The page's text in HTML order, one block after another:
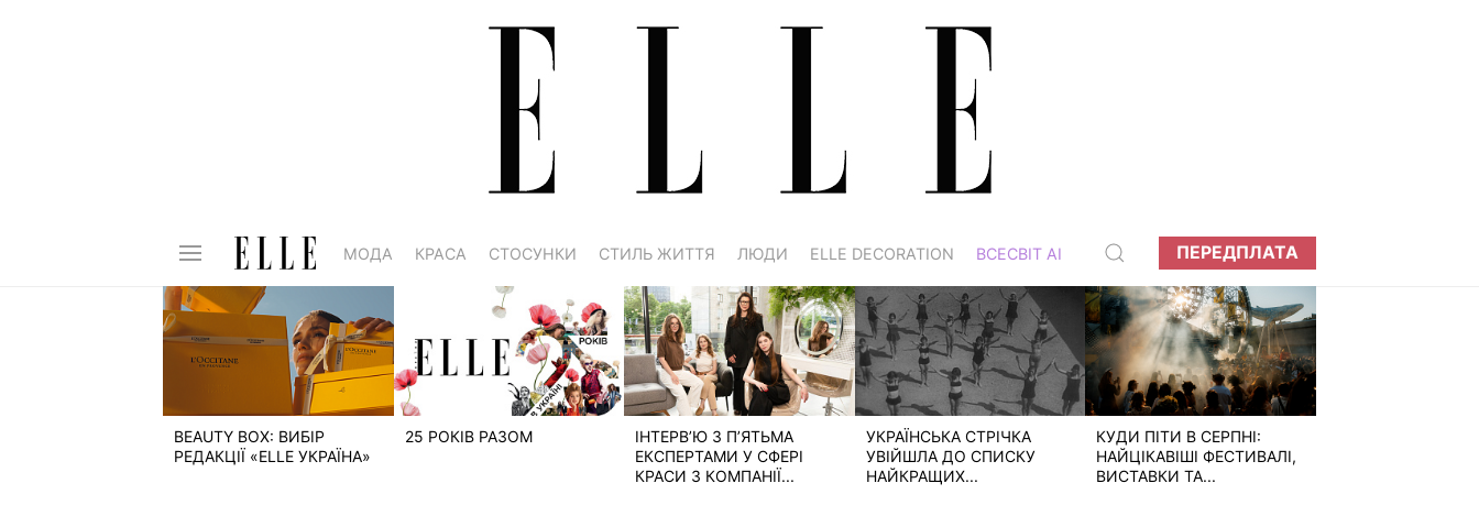
МОДА КРАСА СТОСУНКИ СТИЛЬ ЖИТТЯ ЛЮДИ ELLE DECORATION ВСЕСВІТ АІ ПЕРЕДПЛАТА
BEAUTY BOX: ВИБІР
РЕДАКЦІЇ «ELLE УКРАЇНА»
25 РОКІВ РАЗОМ
ІНТЕРВ’Ю З П’ЯТЬМА
ЕКСПЕРТАМИ У СФЕРІ
КРАСИ З КОМПАНІЇ...
УКРАЇНСЬКА СТРІЧКА
УВІЙШЛА ДО СПИСКУ
НАЙКРАЩИХ...
КУДИ ПІТИ В СЕРПНІ:
НАЙЦІКАВІШІ ФЕСТИВАЛІ,
ВИСТАВКИ ТА...